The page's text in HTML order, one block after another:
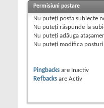
Permisiuni postare
Nu puteţi posta subiecte
Nu puteţi răspunde la
Nu puteţi adăuga
Nu puteţi modifica
Pingbacks are Inactiv
Refbacks are Activ